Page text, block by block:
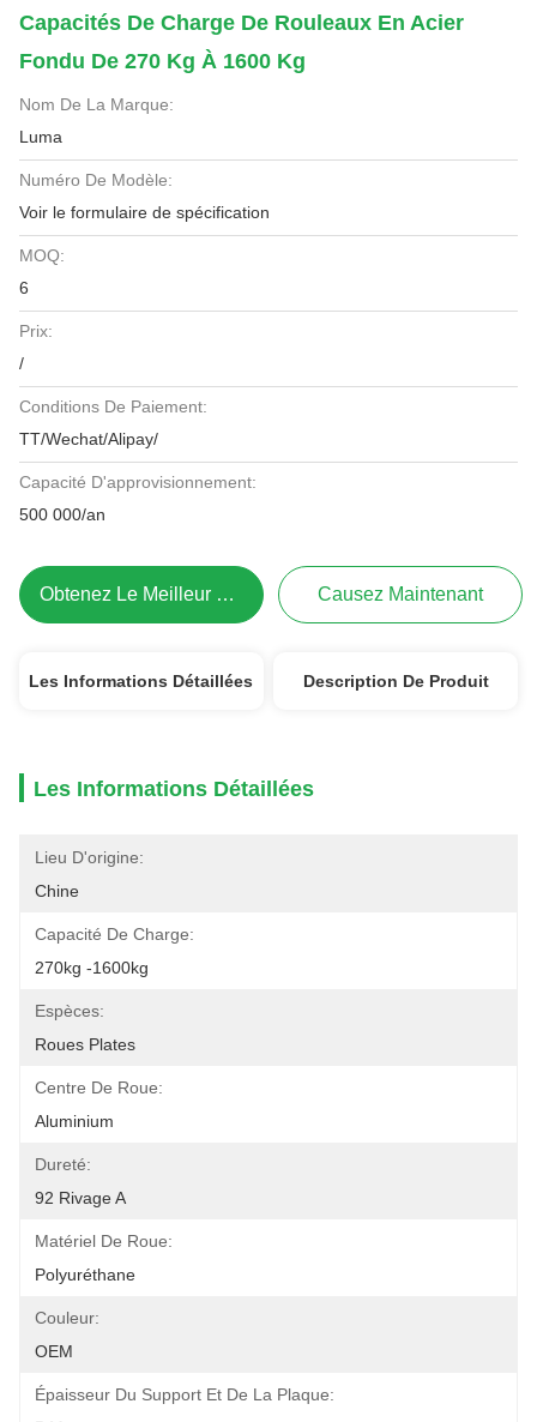
Capacités De Charge De Rouleaux En Acier
Fondu De 270 Kg À 1600 Kg
Nom De La Marque:
Luma
Numéro De Modèle:
Voir le formulaire de spécification
MOQ:
6
Prix:
/
Conditions De Paiement:
TT/Wechat/Alipay/
Capacité D'approvisionnement:
500 000/an
Obtenez Le Meilleur Prix Causez Maintenant
Les Informations Détaillées Description De Produit
Les Informations Détaillées
Lieu D'origine:
Chine
Capacité De Charge:
270kg -1600kg
Espèces:
Roues Plates
Centre De Roue:
Aluminium
Dureté:
92 Rivage A
Matériel De Roue:
Polyuréthane
Couleur:
OEM
Épaisseur Du Support Et De La Plaque: